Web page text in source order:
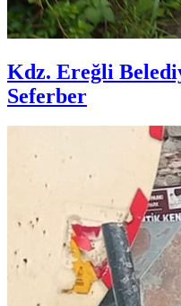
Kdz. Ereğli
Seferber